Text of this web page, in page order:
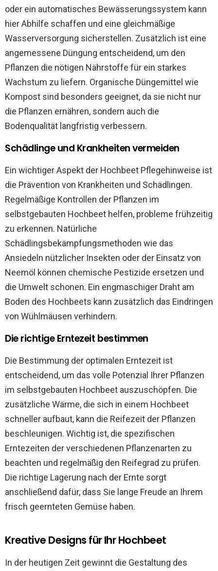
oder ein automatisches Bewässerungssystem kann
hier Abhilfe schaffen und eine gleichmäßige
Wasserversorgung sicherstellen. Zusätzlich ist eine
angemessene Düngung entscheidend, um den
Pflanzen die nötigen Nährstoffe für ein starkes
Wachstum zu liefern. Organische Düngemittel wie
Kompost sind besonders geeignet, da sie nicht nur
die Pflanzen ernähren, sondern auch die
Bodenqualität langfristig verbessern.
Schädlinge und Krankheiten vermeiden
Ein wichtiger Aspekt der Hochbeet Pflegehinweise ist
die Prävention von Krankheiten und Schädlingen.
Regelmäßige Kontrollen der Pflanzen im
selbstgebauten Hochbeet helfen, probleme frühzeitig
zu erkennen. Natürliche
Schädlingsbekämpfungsmethoden wie das
Ansiedeln nützlicher Insekten oder der Einsatz von
Neemöl können chemische Pestizide ersetzen und
die Umwelt schonen. Ein engmaschiger Draht am
Boden des Hochbeets kann zusätzlich das Eindringen
von Wühlmäusen verhindern.
Die richtige Erntezeit bestimmen
Die Bestimmung der optimalen Erntezeit ist
entscheidend, um das volle Potenzial Ihrer Pflanzen
im selbstgebauten Hochbeet auszuschöpfen. Die
zusätzliche Wärme, die sich in einem Hochbeet
schneller aufbaut, kann die Reifezeit der Pflanzen
beschleunigen. Wichtig ist, die spezifischen
Erntezeiten der verschiedenen Pflanzenarten zu
beachten und regelmäßig den Reifegrad zu prüfen.
Die richtige Lagerung nach der Ernte sorgt
anschließend dafür, dass Sie lange Freude an Ihrem
frisch geernteten Gemüse haben.
Kreative Designs für Ihr Hochbeet
In der heutigen Zeit gewinnt die Gestaltung des